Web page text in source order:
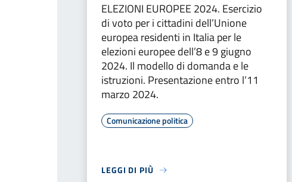
ELEZIONI EUROPEE 2024. Esercizio
di voto per i cittadini dell’Unione
europea residenti in Italia per le
elezioni europee dell’8 e 9 giugno
2024. Il modello di domanda e le
istruzioni. Presentazione entro l’11
marzo 2024.
Comunicazione politica
LEGGI DI PIÙ